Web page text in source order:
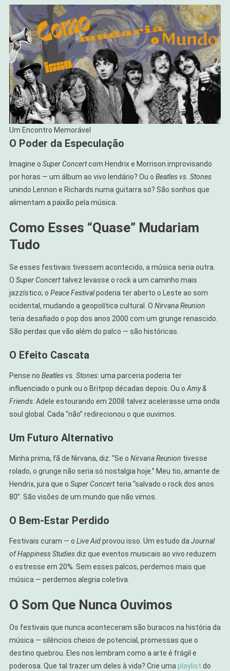
Um Encontro Memorável
O Poder da Especulação
Imagine o Super Concertcom Hendrix e Morrison improvisando
por horas — um álbum ao vivo lendário? Ou o Beatles vs. Stones
unindo Lennon e Richards numa guitarra só? São sonhos que
alimentam a paixão pela música.
Como Esses “Quase” Mudariam
Tudo
Se esses festivais tivessem acontecido, a música seria outra.
O Super Concerttalvez levasse o rock a um caminho mais
jazzístico; o Peace Festivalpoderia ter aberto o Leste ao som
ocidental, mudando a geopolítica cultural. O Nirvana Reunion
teria desafiado o pop dos anos 2000 com um grunge renascido.
São perdas que vão além do palco — são históricas.
O Efeito Cascata
Pense no Beatles vs. Stones: uma parceria poderia ter
influenciado o punk ou o Britpop décadas depois. Ou oAmy &
Friends: Adele estourando em 2008 talvez acelerasse uma onda
soul global. Cada “não” redirecionou o que ouvimos.
Um Futuro Alternativo
Minha prima, fã de Nirvana, diz: “Se o Nirvana Reunion tivesse
rolado, o grunge não seria só nostalgia hoje.” Meu tio, amante de
Hendrix, jura que o Super Concertteria “salvado o rock dos anos
80”. São visões de um mundo que não vimos.
O Bem-Estar Perdido
Festivais curam — o Live Aidprovou isso. Um estudo daJournal
of Happiness Studiesdiz que eventos musicais ao vivo reduzem
o estresse em 20%. Sem esses palcos, perdemos mais que
música — perdemos alegria coletiva.
O Som Que Nunca Ouvimos
Os festivais que nunca aconteceram são buracos na história da
música — silêncios cheios de potencial, promessas que o
destino quebrou. Eles nos lembram como a arte é frágil e
poderosa. Que tal trazer um deles à vida? Crie umaplaylist do